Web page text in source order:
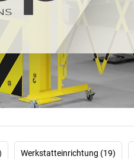
Werkstatteinrichtung (19)